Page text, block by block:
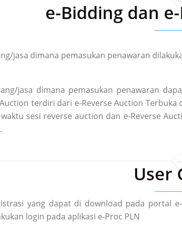
e-Bidding dan
jasa dimana pemasukan penawaran
jasa dimana pemasukan penawaran
terdiri dari e-Reverse Auction
sesi reverse auction dan e-Reverse
User
yang dapat di download pada portal
login pada aplikasi e-Proc PLN